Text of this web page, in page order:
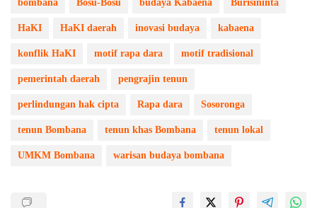
bombana Bosu-Bosu budaya Kabaena Burisininta
HaKI HaKI daerah inovasi budaya kabaena
konflik HaKI motif rapa dara motif tradisional
pemerintah daerah pengrajin tenun
perlindungan hak cipta Rapa dara Sosoronga
tenun Bombana tenun khas Bombana tenun lokal
UMKM Bombana warisan budaya bombana